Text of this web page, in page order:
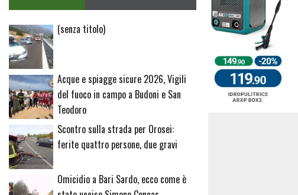
(senza titolo)Articolo
Acque e spiagge sicure 2026, Vigili
del fuoco in campo a Budoni e San
Teodoro
Scontro sulla strada per Orosei:
ferite quattro persone, due gravi
Omicidio a Bari Sardo, ecco come è